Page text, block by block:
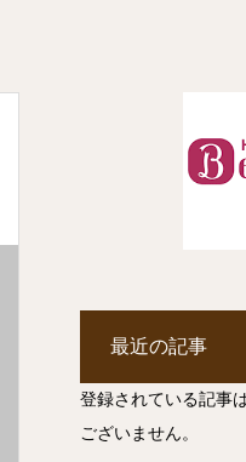
最近の記事
登録されている記事
ございません。